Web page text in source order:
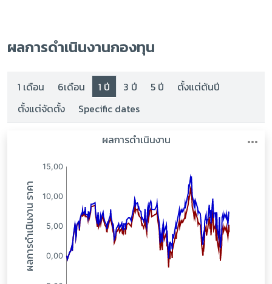
ผลการดำเนินงานกองทุน
1 เดือน 6เดือน 1 ปี 3 ปี 5 ปี
ตั้งแต่ต้นปี
ตั้งแต่จัดตั้ง
Specific dates